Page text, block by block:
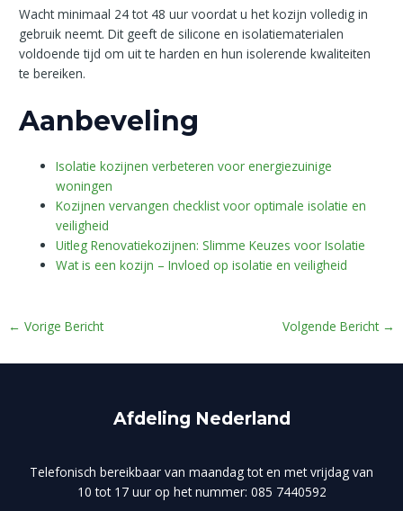
Wacht minimaal 24 tot 48 uur voordat u het kozijn volledig in
gebruik neemt. Dit geeft de silicone en isolatiematerialen
voldoende tijd om uit te harden en hun isolerende kwaliteiten
te bereiken.
Aanbeveling
Isolatie kozijnen verbeteren voor energiezuinige
woningen
Kozijnen vervangen checklist voor optimale isolatie en
veiligheid
Uitleg Renovatiekozijnen: Slimme Keuzes voor Isolatie
Wat is een kozijn – Invloed op isolatie en veiligheid
← Vorige Bericht Volgende Bericht →
Afdeling Nederland
Telefonisch bereikbaar van maandag tot en met vrijdag van
10 tot 17 uur op het nummer: 085 7440592